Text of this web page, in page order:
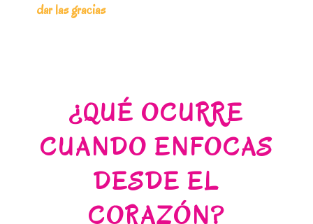
dar las gracias
¿QUÉ OCURRE
CUANDO ENFOCAS
DESDE EL
CORAZÓN?